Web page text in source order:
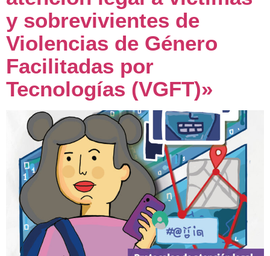
y sobrevivientes de
Violencias de Género
Facilitadas por
Tecnologías (VGFT)»